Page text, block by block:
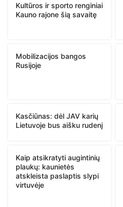
Kultūros ir sporto renginiai
Kauno rajone šią savaitę
Mobilizacijos bangos
Rusijoje
Kasčiūnas: dėl JAV karių
Lietuvoje bus aišku rudenį
Kaip atsikratyti augintinių
plaukų: kaunietės
atskleista paslaptis slypi
virtuvėje